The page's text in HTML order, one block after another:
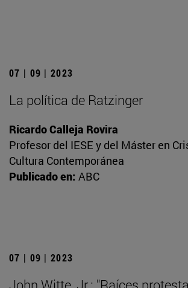
07 | 09 | 2023
La política de Ratzinger
Ricardo Calleja Rovira
Profesor del IESE y del Máster en
Cultura Contemporánea
Publicado en: ABC
07 | 09 | 2023